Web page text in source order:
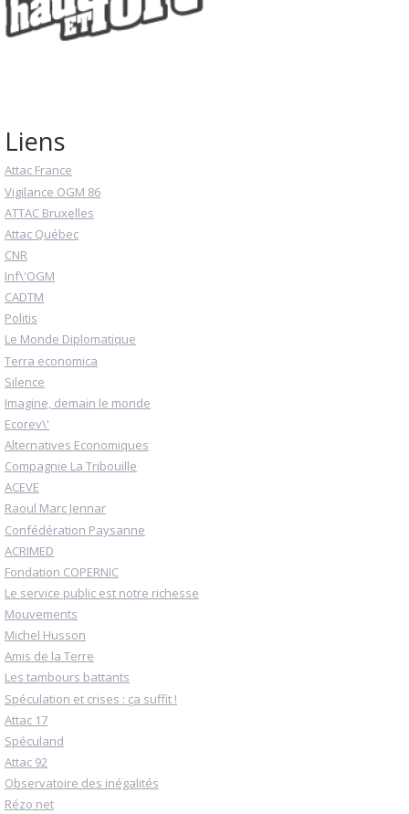
Liens
Attac France
Vigilance OGM 86
ATTAC Bruxelles
Attac Québec
CNR
Inf\'OGM
CADTM
Politis
Le Monde Diplomatique
Terra economica
Silence
Imagine, demain le monde
Ecorev\'
Alternatives Economiques
Compagnie La Tribouille
ACEVE
Raoul Marc Jennar
Confédération Paysanne
ACRIMED
Fondation COPERNIC
Le service public est notre richesse
Mouvements
Michel Husson
Amis de la Terre
Les tambours battants
Spéculation et crises : ça suffit !
Attac 17
Spéculand
Attac 92
Observatoire des inégalités
Rézo net